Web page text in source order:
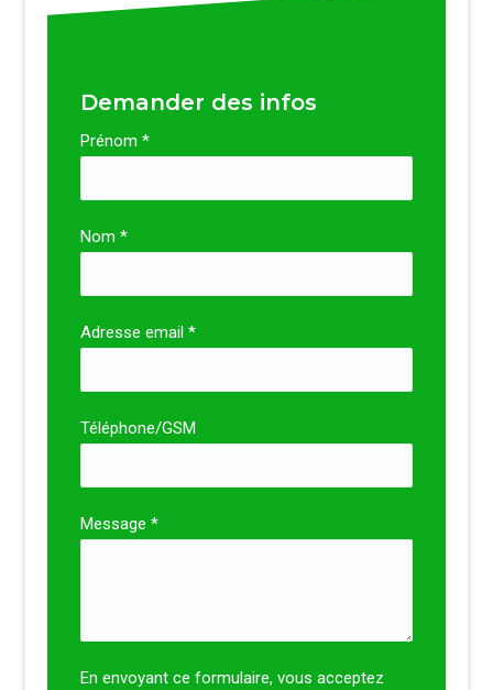
Demander des infos
Prénom *
Nom *
Adresse email *
Téléphone/GSM
Message *
En envoyant ce formulaire, vous acceptez